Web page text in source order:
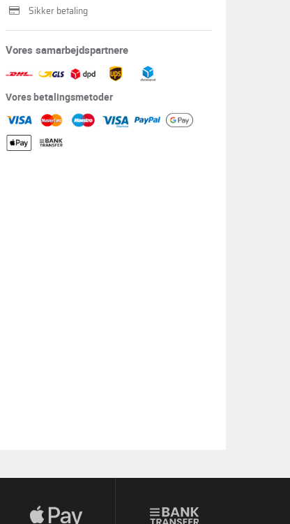
Sikker betaling
Vores samarbejdspartnere
Vores betalingsmetoder